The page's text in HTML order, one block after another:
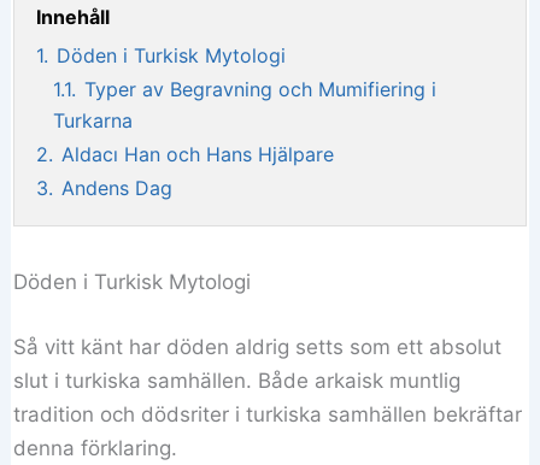
Innehåll
1. Döden i Turkisk Mytologi
1.1. Typer av Begravning och Mumifiering i
Turkarna
2. Aldacı Han och Hans Hjälpare
3. Andens Dag
Döden i Turkisk Mytologi
Så vitt känt har döden aldrig setts som ett absolut
slut i turkiska samhällen. Både arkaisk muntlig
tradition och dödsriter i turkiska samhällen bekräftar
denna förklaring.